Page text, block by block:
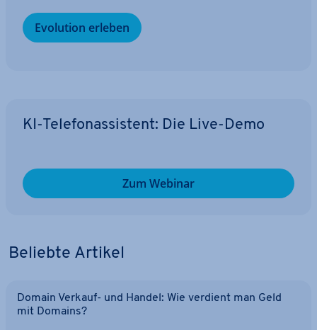
Evolution erleben
KI-Te­le­fon­as­sis­tent: Die Live-Demo
Zum Webinar
Beliebte Artikel
Domain Verkauf- und Handel: Wie verdient man Geld
mit Domains?